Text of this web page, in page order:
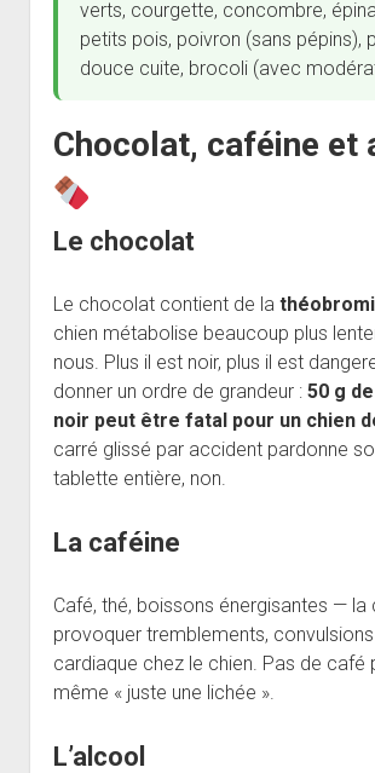
verts, courgette, concombre,
petits pois, poivron (sans pépins),
douce cuite, brocoli (avec
Chocolat, caféine et
Le chocolat
Le chocolat contient de la
chien métabolise beaucoup plus
nous. Plus il est noir, plus il est
donner un ordre de grandeur : 50 g
noir peut être fatal pour un chien
carré glissé par accident pardonne
tablette entière, non.
La caféine
Café, thé, boissons énergisantes — la
provoquer tremblements,
cardiaque chez le chien. Pas de café
même « juste une lichée ».
L’alcool